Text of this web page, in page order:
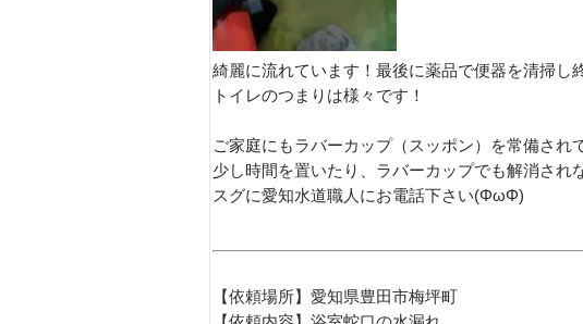
綺麗に流れています！最後に薬品で便器を清掃
トイレのつまりは様々です！
ご家庭にもラバーカップ（スッポン）を常備され
少し時間を置いたり、ラバーカップでも解消され
スグに愛知水道職人にお電話下さい(ΦωΦ)
【依頼場所】愛知県豊田市梅坪町